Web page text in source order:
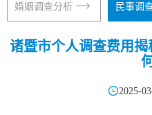
婚姻调查分析 民事调
诸暨市个人调查费用
2025-